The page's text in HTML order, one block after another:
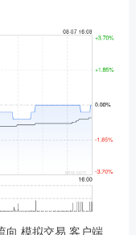
向 模拟交易 客户端